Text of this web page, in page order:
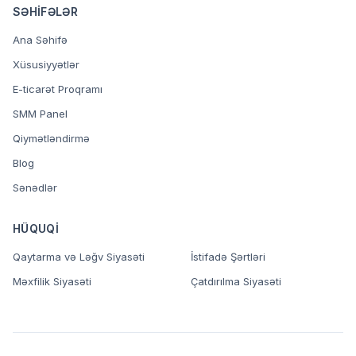
SƏHIFƏLƏR
Ana Səhifə
Xüsusiyyətlər
E-ticarət Proqramı
SMM Panel
Qiymətləndirmə
Blog
Sənədlər
HÜQUQI
Qaytarma və Ləğv Siyasəti
Məxfilik Siyasəti
İstifadə Şərtləri
Çatdırılma Siyasəti